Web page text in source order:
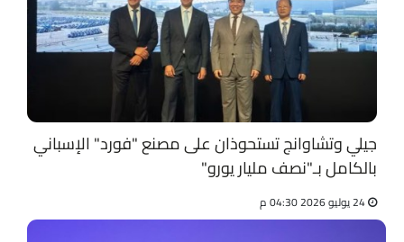
جيلي وتشاوانج تستحوذان على مصنع "فورد" الإسباني
بالكامل بـ"نصف مليار يورو"